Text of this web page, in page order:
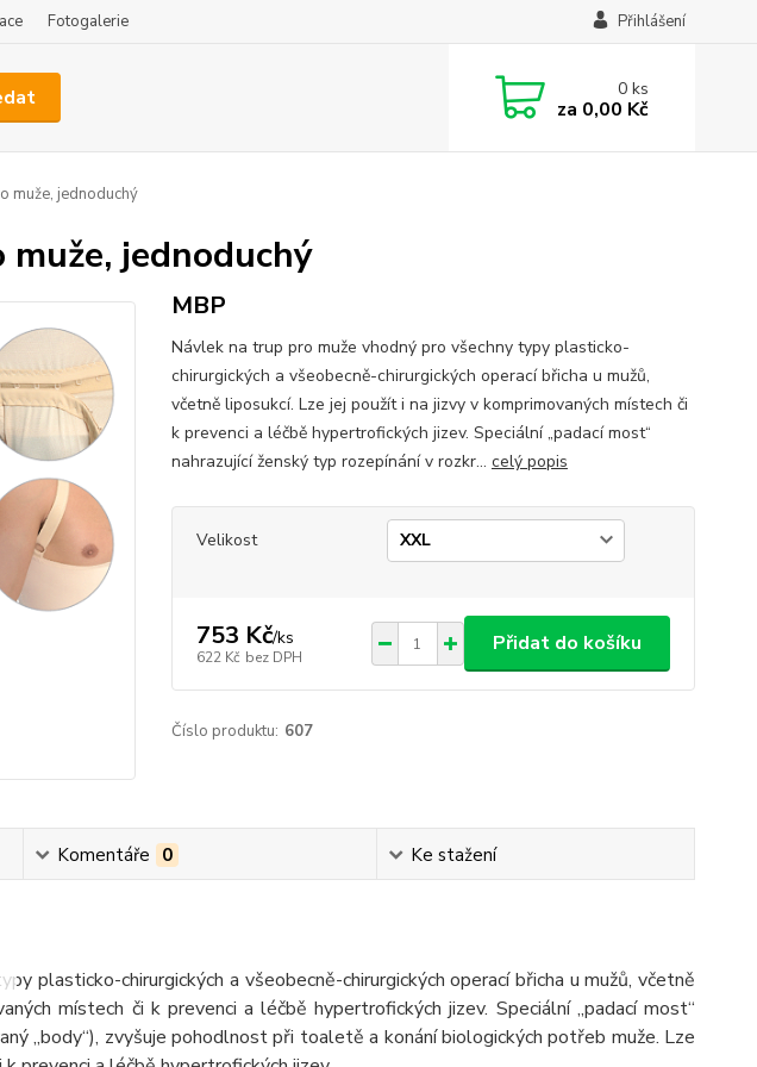
Fotogalerie Přihlášení
0ks
za 0,00 Kč
muže, jednoduchý
jednoduchý
MBP
Návlek na trup pro muže vhodný pro všechny typy plasticko-
chirurgických a všeobecně-chirurgických operací břicha u mužů,
včetně liposukcí. Lze jej použít i na jizvy v komprimovaných místech či
k prevenci a léčbě hypertrofických jizev. Speciální „padací most“
nahrazující ženský typ rozepínání v rozkr... celý popis
Velikost
753 Kč/ks
622 Kč bez DPH
Přidat do košíku
Číslo produktu: 607
Komentáře 0 Ke stažení
plasticko-chirurgických a všeobecně-chirurgických operací břicha u mužů, včetně
místech či k prevenci a léčbě hypertrofických jizev. Speciální „padací most“
„body“), zvyšuje pohodlnost při toaletě a konání biologických potřeb muže. Lze